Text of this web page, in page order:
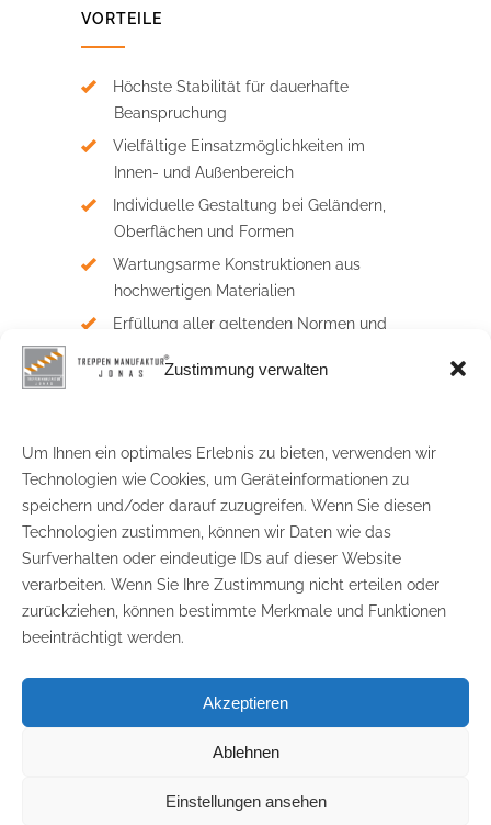
Zustimmung verwalten
Um Ihnen ein optimales Erlebnis zu bieten, verwenden wir
Technologien wie Cookies, um Geräteinformationen zu
speichern und/oder darauf zuzugreifen. Wenn Sie diesen
Technologien zustimmen, können wir Daten wie das
Surfverhalten oder eindeutige IDs auf dieser Website
verarbeiten. Wenn Sie Ihre Zustimmung nicht erteilen oder
zurückziehen, können bestimmte Merkmale und Funktionen
beeinträchtigt werden.
Akzeptieren
Ablehnen
Einstellungen ansehen
VORTEILE
Höchste Stabilität für dauerhafte
Beanspruchung
Vielfältige Einsatzmöglichkeiten im
Innen- und Außenbereich
Individuelle Gestaltung bei Geländern,
Oberflächen und Formen
Wartungsarme Konstruktionen aus
hochwertigen Materialien
Erfüllung aller geltenden Normen und
In der Treppenmanufaktur Jonas entwickeln
und fertigen wir Gewerbe- und Stahltreppen
präzise nach Ihren Anforderungen
Planung über die Fertigung bis hin zur
fachgerechten Montage begleiten wir Sie
zuverlässig – für langlebige
Treppenlösungen, die perfekt funktionieren
und gut aussehen.
© Copyright 2025 by Treppenmanufaktur